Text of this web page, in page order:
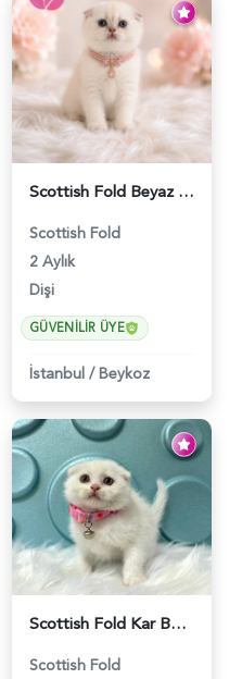
Scottish Fold Beyaz Güzellik 2 Aylık - 4690
Scottish Fold
2 Aylık
Dişi
GÜVENILIR ÜYE
İstanbul / Beykoz
Scottish Fold Kar Beyazı Dişi 2 Aylık - 2980
Scottish Fold